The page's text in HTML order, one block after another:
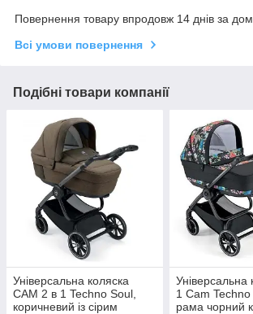
Повернення товару впродовж 14 днів за
Всі умови повернення
Подібні товари компанії
Універсальна коляска
CAM 2 в 1 Techno Soul,
коричневий із сірим
Універсальна
1 Cam Techno
рама чорний